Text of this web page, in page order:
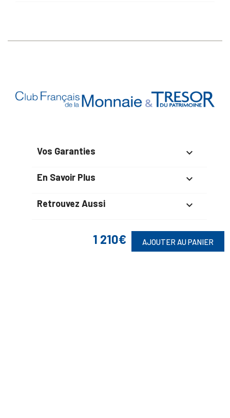
1 210€ AJOUTER AU PANIER
Vos Garanties 
En Savoir Plus 
Retrouvez Aussi 